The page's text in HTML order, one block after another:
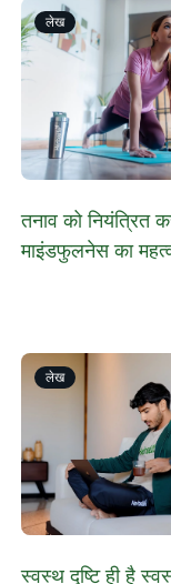
लेख
तनाव को नियंत्रित
माइंडफुलनेस का
लेख
स्वस्थ दृष्टि ही है